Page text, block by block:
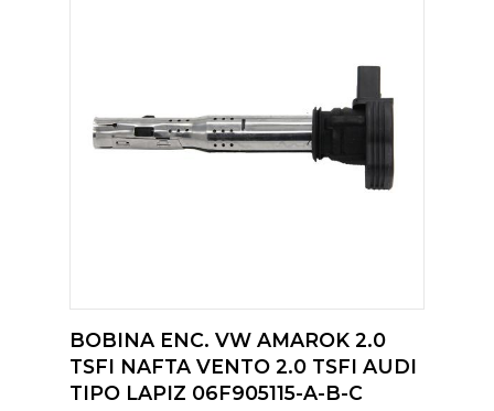
BOBINA ENC. VW AMAROK 2.0
TSFI NAFTA VENTO 2.0 TSFI AUDI
TIPO LAPIZ 06F905115-A-B-C